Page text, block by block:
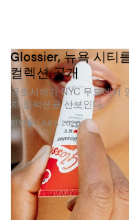
미인들
Glossier, 뉴욕 시티
컬렉션 공개
글로시에가 NYC 무드에서
치 컬렉션을 선보인다.
Jul 7, 2026